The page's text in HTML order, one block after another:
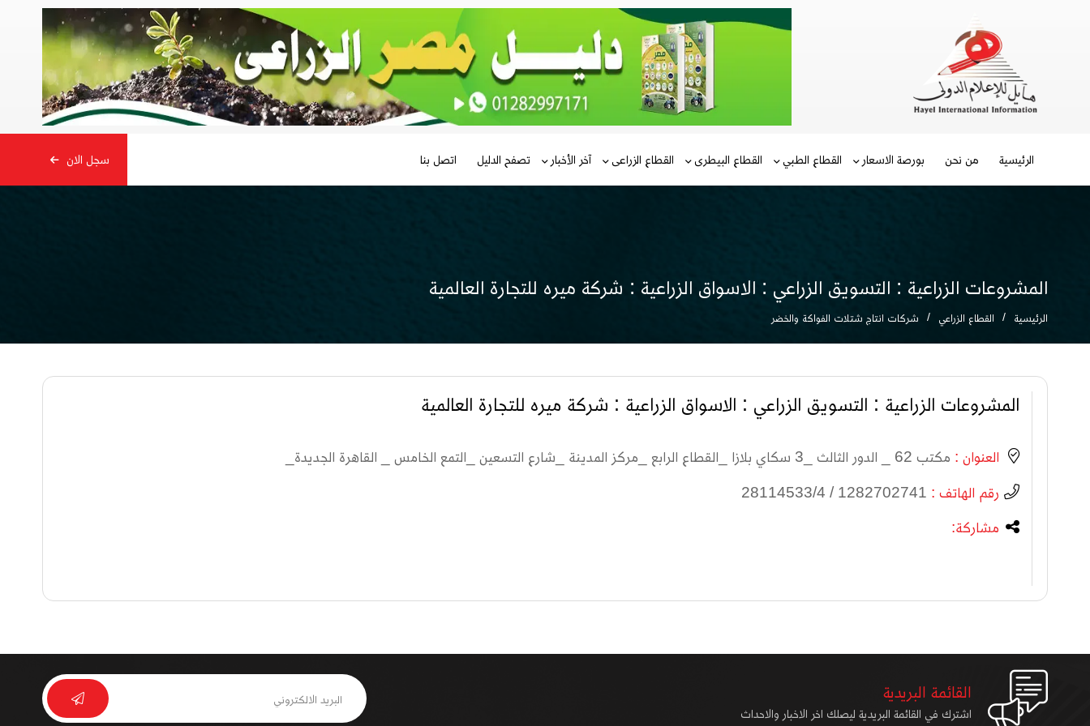
الرئيسية من نحن بورصة الاسعار القطاع الطبي القطاع البيطرى القطاع الزراعى آخر الأخبار تصفح الدليل اتصل بنا سجل الان
المشروعات الزراعية : التسويق الزراعي : الاسواق الزراعية : شركة ميره للتجارة العالمية
الرئيسية القطاع الزراعي شركات انتاج شتلات الفواكة والخضر
المشروعات الزراعية : التسويق الزراعي : الاسواق الزراعية : شركة ميره للتجارة العالمية
العنوان : مكتب 62 _ الدور الثالث _3 سكاي بلازا _القطاع الرابع _مركز المدينة _شارع التسعين _التمع الخامس _ القاهرة الجديدة_
رقم الهاتف : 1282702741 / 28114533/4
مشاركة:
القائمة البريدية
اشترك في القائمة البريدية ليصلك اخر الاخبار والاحداث